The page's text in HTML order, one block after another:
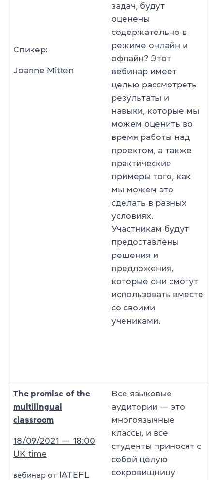
Спикер:
Joanne Mitten
задач, будут
оценены
содержательно в
режиме онлайн и
офлайн? Этот
вебинар имеет
целью рассмотреть
результаты и
навыки, которые мы
можем оценить во
время работы над
проектом, а также
практические
примеры того, как
мы можем это
сделать в разных
условиях.
Участникам будут
предоставлены
решения и
предложения,
которые они смогут
использовать вместе
со своими
учениками.
The promise of the
multilingual
classroom
18/09/2021 — 18:00
UK time
вебинар от IATEFL
Все языковые
аудитории — это
многоязычные
классы, и все
студенты приносят с
собой целую
сокровищницу